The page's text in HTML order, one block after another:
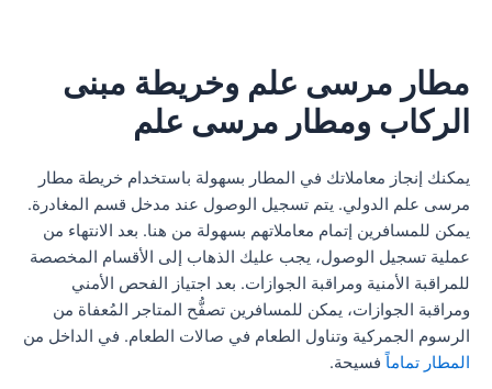
مطار مرسى علم وخريطة مبنى
الركاب ومطار مرسى علم
يمكنك إنجاز معاملاتك في المطار بسهولة باستخدام خريطة مطار
مرسى علم الدولي. يتم تسجيل الوصول عند مدخل قسم المغادرة.
يمكن للمسافرين إتمام معاملاتهم بسهولة من هنا. بعد الانتهاء من
عملية تسجيل الوصول، يجب عليك الذهاب إلى الأقسام المخصصة
للمراقبة الأمنية ومراقبة الجوازات. بعد اجتياز الفحص الأمني
ومراقبة الجوازات، يمكن للمسافرين تصفُّح المتاجر المُعفاة من
الرسوم الجمركية وتناول الطعام في صالات الطعام. في الداخل من
المطار تماماً فسيحة.